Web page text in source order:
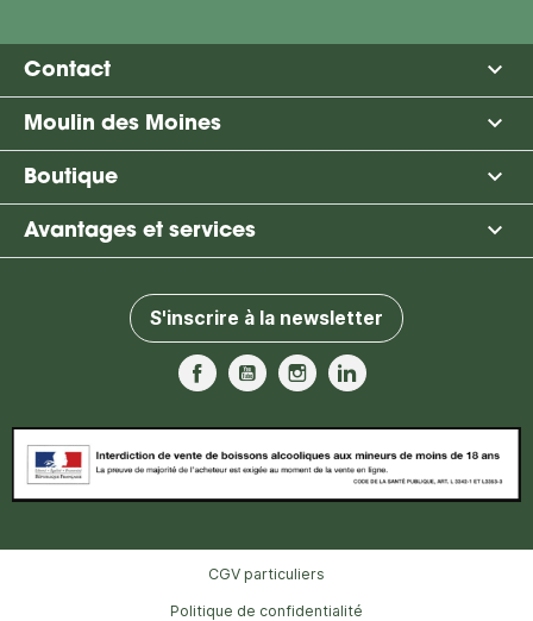
Contact 
Moulin des Moines 
Boutique 
Avantages et services 
S'inscrire à la newsletter
Facebook
YouTubeInstagram
LinkedIn
CGV particuliers
Politique de confidentialité